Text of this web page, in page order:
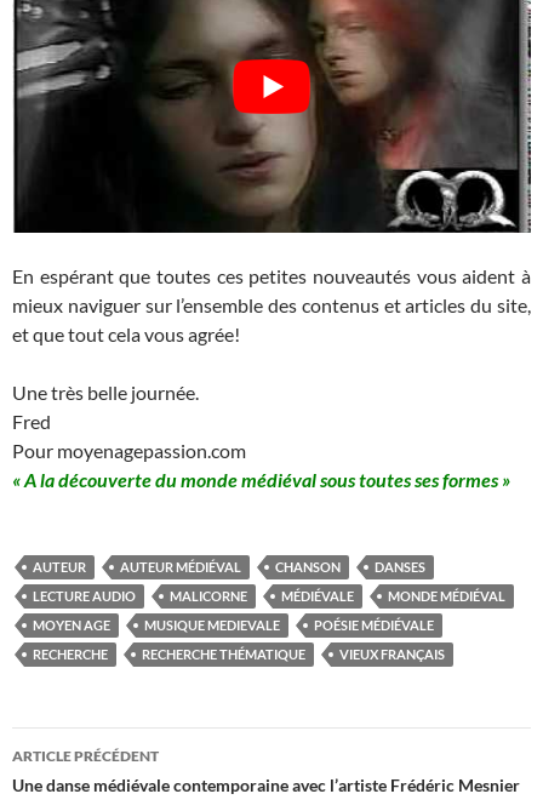
En espérant que toutes ces petites nouveautés vous aident à
mieux naviguer sur l’ensemble des contenus et articles du site,
et que tout cela vous agrée!
Une très belle journée.
Fred
Pour moyenagepassion.com
« A la découverte du monde médiéval sous toutes ses formes »
AUTEUR AUTEUR MÉDIÉVAL CHANSON
DANSES
LECTURE AUDIO
MALICORNE MÉDIÉVALE
MONDE MÉDIÉVAL
MOYEN AGE
MUSIQUE MEDIEVALE
POÉSIE MÉDIÉVALE
RECHERCHE
RECHERCHE THÉMATIQUE VIEUX FRANÇAIS
Navigation
des
ARTICLE PRÉCÉDENT
Une danse médiévale contemporaine avec l’artiste Frédéric Mesnier